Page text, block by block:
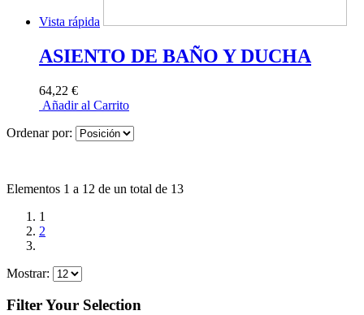
Vista rápida
ASIENTO DE BAÑO Y DUCHA
64,22 €
Añadir al Carrito
Ordenar por:
Elementos 1 a 12 de un total de 13
1
2
Mostrar:
Filter Your Selection